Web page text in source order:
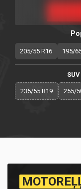
205/55 R16 195/
235/55 R19 255/